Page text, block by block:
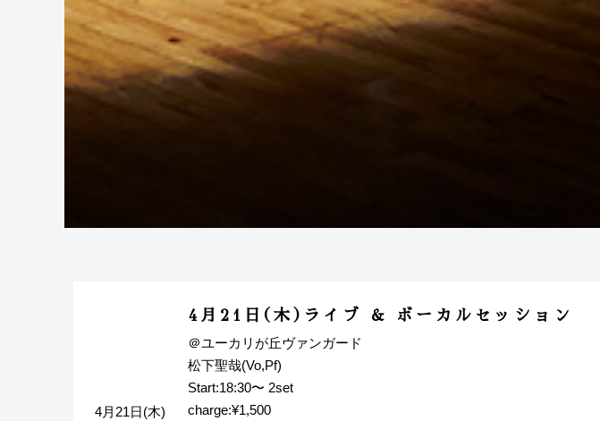
4月21日(木)
4月21日(木)ライブ & ボーカルセッション
＠ユーカリが丘ヴァンガード
松下聖哉(Vo,Pf)
Start:18:30〜 2set
charge:¥1,500